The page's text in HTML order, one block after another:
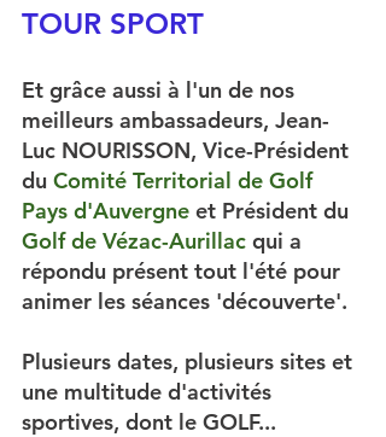
TOUR SPORT
Et grâce aussi à l'un de nos
meilleurs ambassadeurs, Jean-
Luc NOURISSON, Vice-Président
du Comité Territorial de Golf
Pays d'Auvergne et Président du
Golf de Vézac-Aurillac qui a
répondu présent tout l'été pour
animer les séances 'découverte'.
Plusieurs dates, plusieurs sites et
une multitude d'activités
sportives, dont le GOLF...